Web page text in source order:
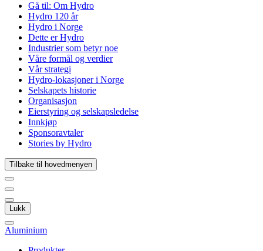
Gå til: Om Hydro
Hydro 120 år
Hydro i Norge
Dette er Hydro
Industrier som betyr noe
Våre formål og verdier
Vår strategi
Hydro-lokasjoner i Norge
Selskapets historie
Organisasjon
Eierstyring og selskapsledelse
Innkjøp
Sponsoravtaler
Stories by Hydro
Tilbake til hovedmenyen
Lukk
Aluminium